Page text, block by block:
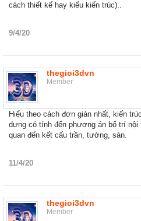
cách thiết kế hay kiểu kiến trúc)..
9/4/20
thegioi3dvn
Member
Hiểu theo cách đơn giản nhất, kiến
dựng có tính đến phương án bố trí
quan đến kết cấu trần, tường, sàn.
11/4/20
thegioi3dvn
Member